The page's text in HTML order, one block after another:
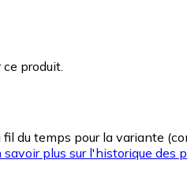
produit.
du temps pour la variante
savoir plus sur l'historique des